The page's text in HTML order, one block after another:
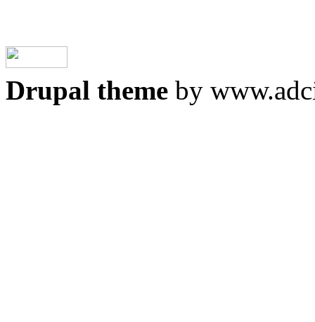
Drupal theme by